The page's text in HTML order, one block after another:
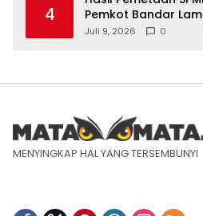
4
Pemkot Bandar
Sekolah Negeri Gratis
Juli 9, 2026 0
MENYINGKAP HAL YANG TERSEMBUNYI